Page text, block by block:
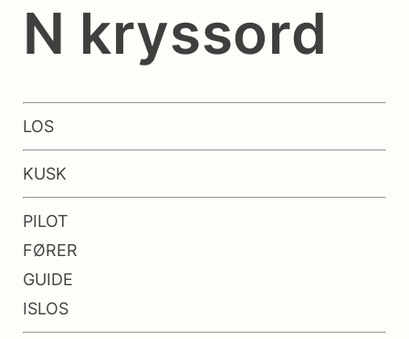
N kryssord
LOS
KUSK
PILOT
FØRER
GUIDE
ISLOS